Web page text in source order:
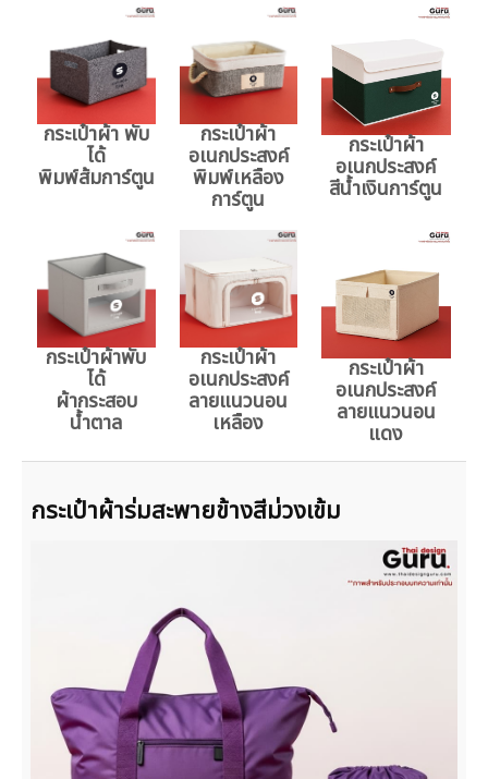
กระเป๋าผ้า พับ
ได้
พิมพ์ส้มการ์ตูน
กระเป๋าผ้า
อเนกประสงค์
พิมพ์เหลือง
การ์ตูน
กระเป๋าผ้า
อเนกประสงค์
สีน้ำเงินการ์ตูน
กระเป๋าผ้าพับ
ได้
ผ้ากระสอบ
น้ำตาล
กระเป๋าผ้า
อเนกประสงค์
ลายแนวนอน
เหลือง
กระเป๋าผ้า
อเนกประสงค์
ลายแนวนอน
แดง
กระเป๋าผ้าร่มสะพายข้างสีม่วงเข้ม